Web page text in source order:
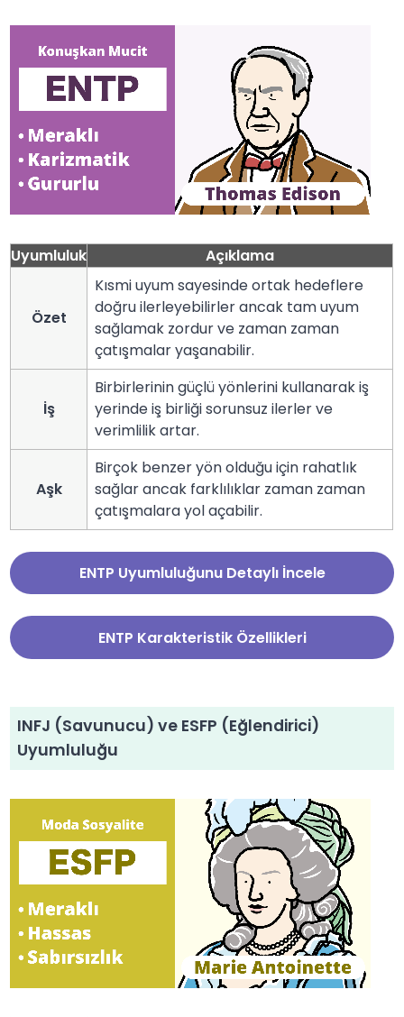
Uyumluluk Açıklama
Özet
Kısmi uyum sayesinde ortak hedeflere
doğru ilerleyebilirler ancak tam uyum
sağlamak zordur ve zaman zaman
çatışmalar yaşanabilir.
İş
Birbirlerinin güçlü yönlerini kullanarak iş
yerinde iş birliği sorunsuz ilerler ve
verimlilik artar.
Aşk
Birçok benzer yön olduğu için rahatlık
sağlar ancak farklılıklar zaman zaman
çatışmalara yol açabilir.
ENTP Uyumluluğunu Detaylı İncele
ENTP Karakteristik Özellikleri
INFJ (Savunucu) ve ESFP (Eğlendirici)
Uyumluluğu